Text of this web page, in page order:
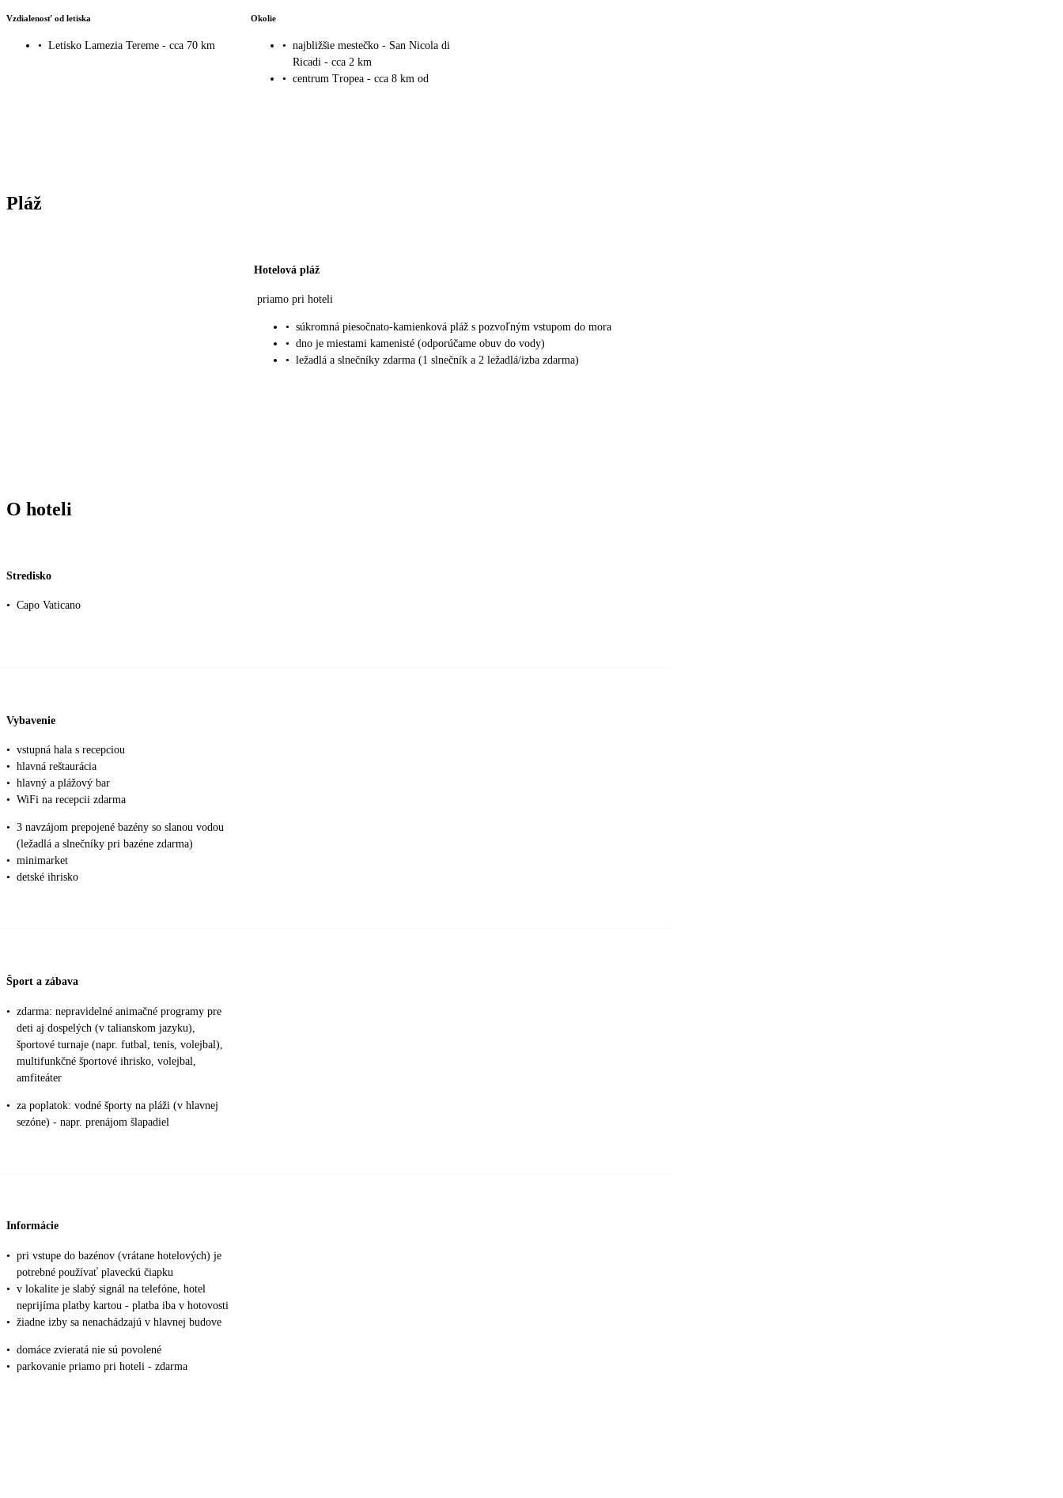
Vzdialenosť od letiska
• Letisko Lamezia Tereme - cca 70 km
Okolie
• najbližšie mestečko - San Nicola di
Ricadi - cca 2 km
• centrum Tropea - cca 8 km od
Pláž
Hotelová pláž
priamo pri hoteli
• súkromná piesočnato-kamienková pláž s pozvoľným vstupom do mora
• dno je miestami kamenisté (odporúčame obuv do vody)
• ležadlá a slnečníky zdarma (1 slnečník a 2 ležadlá/izba zdarma)
O hoteli
Stredisko
• Capo Vaticano
Vybavenie
• vstupná hala s recepciou
• hlavná reštaurácia
• hlavný a plážový bar
• WiFi na recepcii zdarma
• 3 navzájom prepojené bazény so slanou vodou
(ležadlá a slnečníky pri bazéne zdarma)
• minimarket
• detské ihrisko
Šport a zábava
• zdarma: nepravidelné animačné programy pre
deti aj dospelých (v talianskom jazyku),
športové turnaje (napr. futbal, tenis, volejbal),
multifunkčné športové ihrisko, volejbal,
amfiteáter
• za poplatok: vodné športy na pláži (v hlavnej
sezóne) - napr. prenájom šlapadiel
Informácie
• pri vstupe do bazénov (vrátane hotelových) je
potrebné používať plaveckú čiapku
• v lokalite je slabý signál na telefóne, hotel
neprijíma platby kartou - platba iba v hotovosti
• žiadne izby sa nenachádzajú v hlavnej budove
• domáce zvieratá nie sú povolené
• parkovanie priamo pri hoteli - zdarma